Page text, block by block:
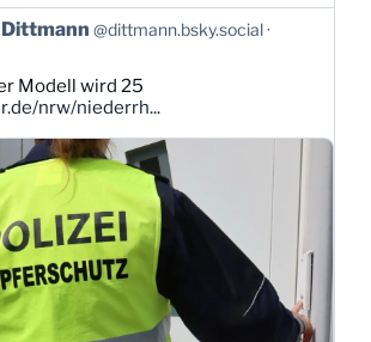
@dittmann.bsky.social
Modell wird 25
nrw/niederrh...